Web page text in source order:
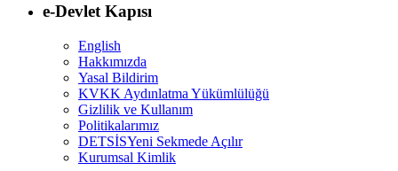
e-Devlet Kapısı
English
Hakkımızda
Yasal Bildirim
KVKK Aydınlatma Yükümlülüğü
Gizlilik ve Kullanım
Politikalarımız
DETSİSYeni Sekmede Açılır
Kurumsal Kimlik